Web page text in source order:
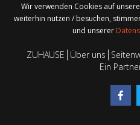
Wir verwenden Cookies auf
weiterhin nutzen / besuchen,
und unserer
ZUHAUSE Über uns
Ein